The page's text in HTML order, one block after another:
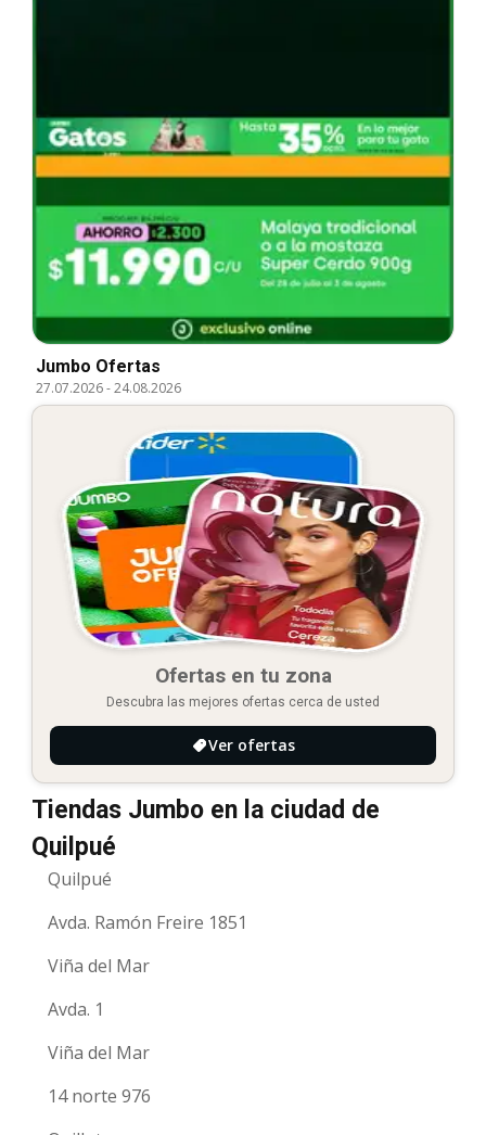
Jumbo Ofertas
27.07.2026-24.08.2026
Ofertas en tu zona
Descubra las mejores ofertas cerca de usted
Ver ofertas
Tiendas Jumbo en la ciudad de
Quilpué
Quilpué
Avda. Ramón Freire 1851
Viña del Mar
Avda. 1
Viña del Mar
14 norte 976